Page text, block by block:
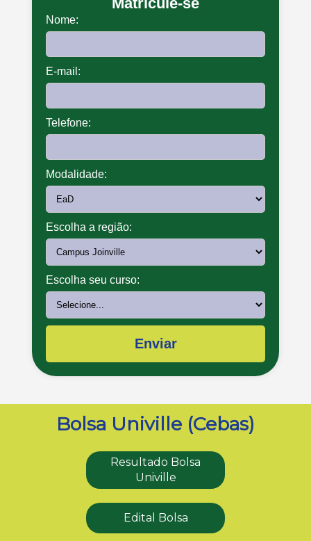
Nome:
E-mail:
Telefone:
Modalidade:
Escolha a região:
Escolha seu curso:
Enviar
Bolsa Univille (Cebas)
Resultado Bolsa
Univille
Edital Bolsa